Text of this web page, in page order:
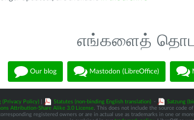
எங்களைத்
Our blog Mastodon (LibreOffice)
(Privacy Policy)| Statutes (non-binding English translation) - Satzung
Attribution-Share Alike 3.0 License. This does not include the source code
registered owners or are in actual use as trademarks in one or